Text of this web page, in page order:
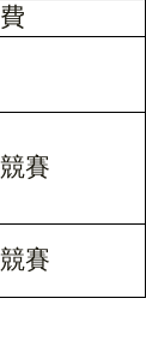
賽
賽